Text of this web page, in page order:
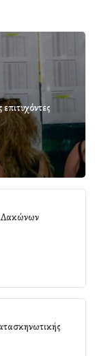
Λακώνων